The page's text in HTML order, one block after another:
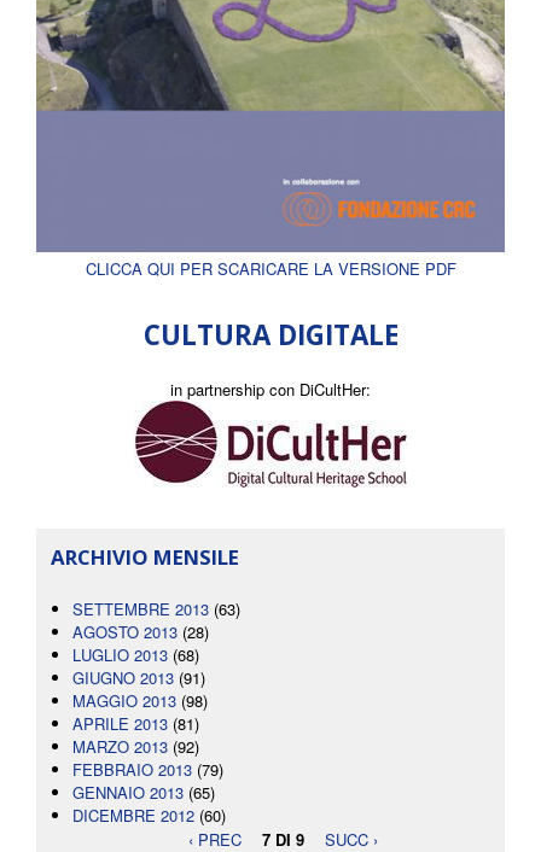
CLICCA QUI PER SCARICARE LA VERSIONE PDF
CULTURA DIGITALE
in partnership con DiCultHer:
ARCHIVIO MENSILE
SETTEMBRE 2013 (63)
AGOSTO 2013 (28)
LUGLIO 2013 (68)
GIUGNO 2013 (91)
MAGGIO 2013 (98)
APRILE 2013 (81)
MARZO 2013 (92)
FEBBRAIO 2013 (79)
GENNAIO 2013 (65)
DICEMBRE 2012 (60)
‹ PREC
7 DI 9 SUCC ›